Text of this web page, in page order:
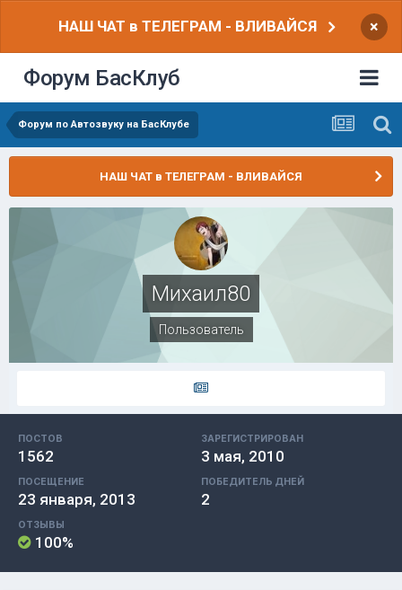
НАШ ЧАТ в ТЕЛЕГРАМ - ВЛИВАЙСЯ ×
Форум БасКлуб
Форум по Автозвуку на БасКлубе
НАШ ЧАТ в ТЕЛЕГРАМ - ВЛИВАЙСЯ
Михаил80
Пользователь
ПОСТОВ
1562
ЗАРЕГИСТРИРОВАН
3 мая, 2010
ПОСЕЩЕНИЕ
23 января, 2013
ПОБЕДИТЕЛЬ ДНЕЙ
2
ОТЗЫВЫ
100%